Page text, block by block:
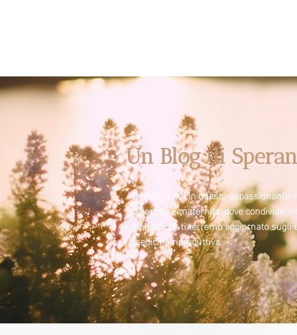
Un Blog di
Unisciti a noi in questo appassionante
paternità e maternità, dove
ispiratrici e ti terremo aggiornato
medicina riproduttiva.